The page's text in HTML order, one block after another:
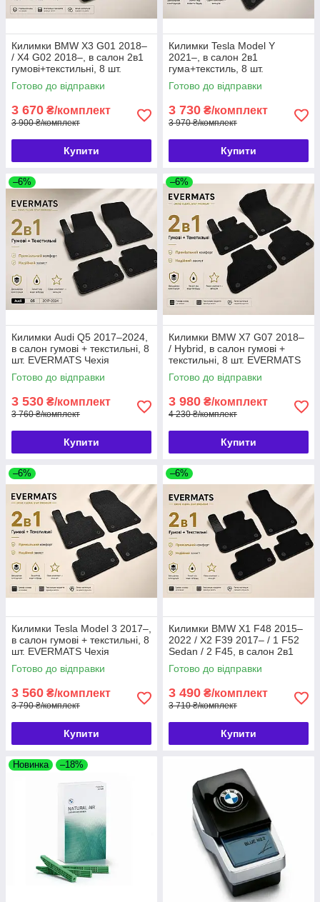
Килимки BMW X3 G01 2018–
/ X4 G02 2018–, в салон 2в1
гумові+текстильні, 8 шт.
EVERMATS Чехія
(PT222444FL)
Готово до відправки
3 670 ₴/комплект
3 900 ₴/комплект
Купити
Килимки Tesla Model Y
2021–, в салон 2в1
гума+текстиль, 8 шт.
EVERMATS Чехія (PT223594)
Готово до відправки
3 730 ₴/комплект
3 970 ₴/комплект
Купити
–6%
Килимки Audi Q5 2017–2024,
в салон гумові + текстильні, 8
шт. EVERMATS Чехія
(PT221224)
Готово до відправки
3 530 ₴/комплект
3 760 ₴/комплект
Купити
–6%
Килимки BMW X7 G07 2018–
/ Hybrid, в салон гумові +
текстильні, 8 шт. EVERMATS
Чехія (PT222722FL)
Готово до відправки
3 980 ₴/комплект
4 230 ₴/комплект
Купити
–6%
Килимки Tesla Model 3 2017–,
в салон гумові + текстильні, 8
шт. EVERMATS Чехія
(PT223004)
Готово до відправки
3 560 ₴/комплект
3 790 ₴/комплект
Купити
–6%
Килимки BMW X1 F48 2015–
2022 / X2 F39 2017– / 1 F52
Sedan / 2 F45, в салон 2в1
гумові + текстильні, 8 шт.
EVERMATS (PT220427FL)
Готово до відправки
3 490 ₴/комплект
3 710 ₴/комплект
Купити
Новинка –18%